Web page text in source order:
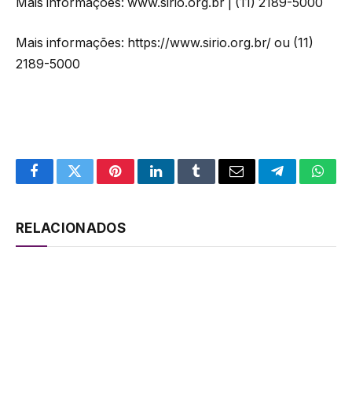
Mais informações: https://www.sirio.org.br/ ou (11)
2189-5000
FacebookTwitterPinterestLinkedInTumblrEmail Telegram
RELACIONADOS